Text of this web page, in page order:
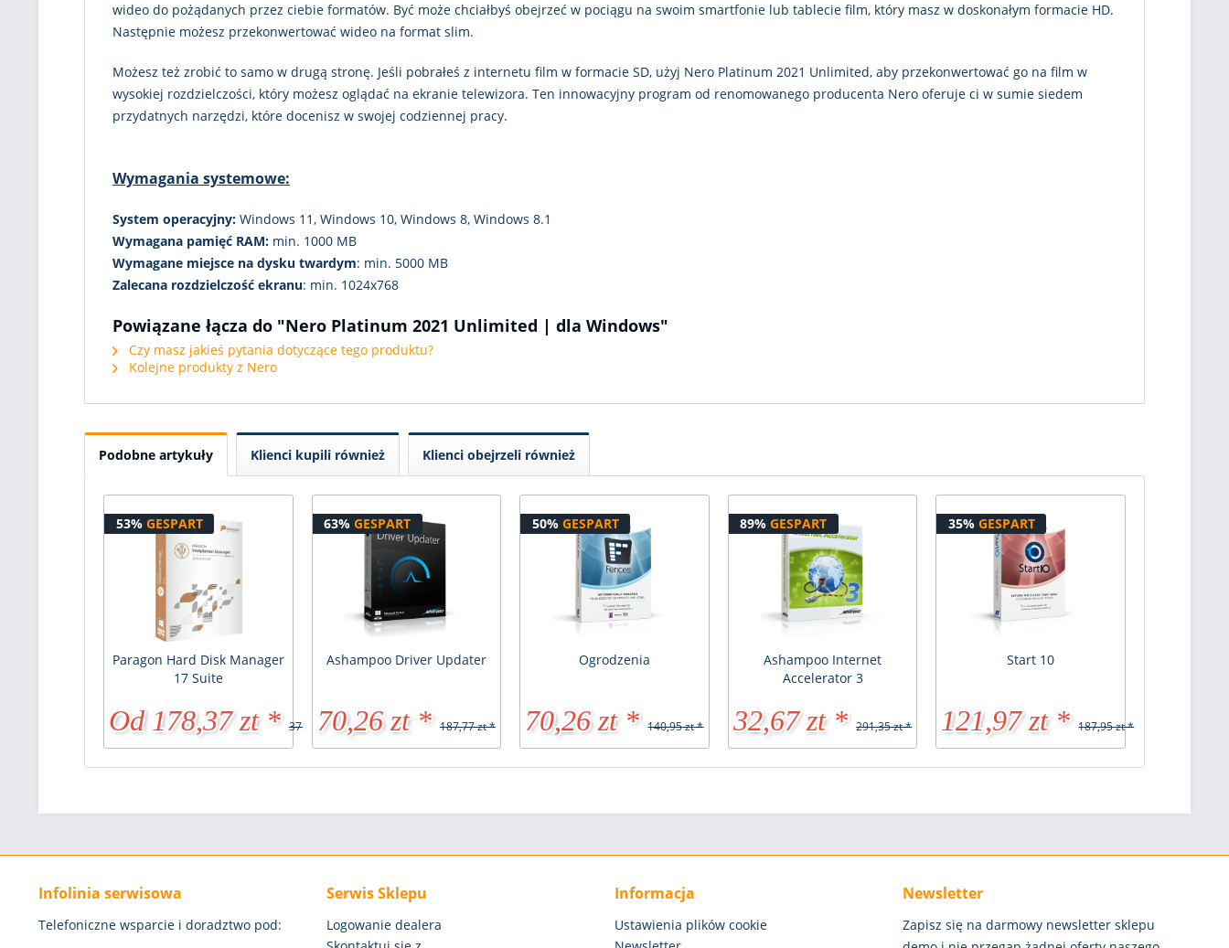
wideo do pożądanych przez ciebie formatów. Być może chciałbyś obejrzeć w pociągu na swoim smartfonie lub tablecie film, który masz w doskonałym formacie HD.
Następnie możesz przekonwertować wideo na format slim.
Możesz też zrobić to samo w drugą stronę. Jeśli pobrałeś z internetu film w formacie SD, użyj Nero Platinum 2021 Unlimited, aby przekonwertować go na film w
wysokiej rozdzielczości, który możesz oglądać na ekranie telewizora. Ten innowacyjny program od renomowanego producenta Nero oferuje ci w sumie siedem
przydatnych narzędzi, które docenisz w swojej codziennej pracy.
Wymagania systemowe:
System operacyjny: Windows 11, Windows 10, Windows 8, Windows 8.1
Wymagana pamięć RAM: min. 1000 MB
Wymagane miejsce na dysku twardym: min. 5000 MB
Zalecana rozdzielczość ekranu: min. 1024x768
Powiązane łącza do "Nero Platinum 2021 Unlimited | dla Windows"
Czy masz jakieś pytania dotyczące tego produktu?
Kolejne produkty z Nero
Podobne artykuły Klienci kupili również Klienci obejrzeli również
53% GESPART
Paragon Hard Disk Manager
17 Suite
Od 178,37 zt * 375,77 zt *
63%GESPART
Ashampoo Driver Updater
70,26 zt * 187,77 zt *
50% GESPART
Ogrodzenia
70,26 zt * 140,95 zt *
89%GESPART
Ashampoo Internet
Accelerator 3
32,67 zt * 291,35 zt *
35% GESPART
Start 10
121,97 zt * 187,95 zt *
Infolinia serwisowa
Telefoniczne wsparcie i doradztwo pod:
Serwis Sklepu
Logowanie dealera
Informacja
Ustawienia plików cookie
Newsletter
Zapisz się na darmowy newsletter sklepu